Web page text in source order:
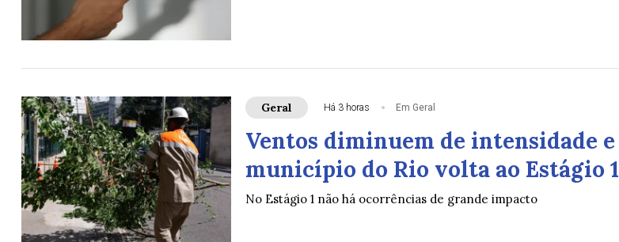
Geral Há 3 horas Em Geral
Ventos diminuem de intensidade e
município do Rio volta ao Estágio 1
No Estágio 1 não há ocorrências de grande impacto